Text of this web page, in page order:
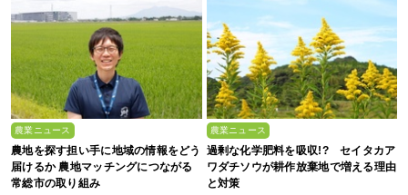
農業ニュース
農地を探す担い手に地域の情報をどう
届けるか 農地マッチングにつながる
常総市の取り組み
農業ニュース
過剰な化学肥料を吸収!? セイタカア
ワダチソウが耕作放棄地で増える理由
と対策